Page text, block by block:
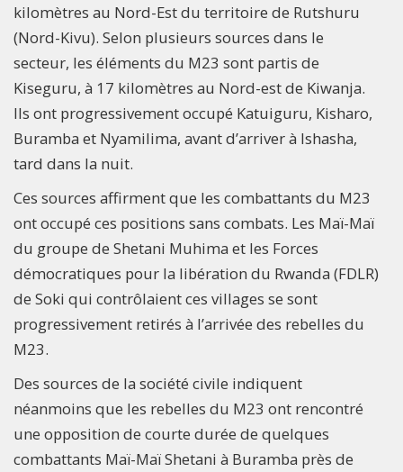
kilomètres au Nord-Est du territoire de Rutshuru
(Nord-Kivu). Selon plusieurs sources dans le
secteur, les éléments du M23 sont partis de
Kiseguru, à 17 kilomètres au Nord-est de Kiwanja.
Ils ont progressivement occupé Katuiguru, Kisharo,
Buramba et Nyamilima, avant d’arriver à Ishasha,
tard dans la nuit.
Ces sources affirment que les combattants du M23
ont occupé ces positions sans combats. Les Maï-Maï
du groupe de Shetani Muhima et les Forces
démocratiques pour la libération du Rwanda (FDLR)
de Soki qui contrôlaient ces villages se sont
progressivement retirés à l’arrivée des rebelles du
M23.
Des sources de la société civile indiquent
néanmoins que les rebelles du M23 ont rencontré
une opposition de courte durée de quelques
combattants Maï-Maï Shetani à Buramba près de